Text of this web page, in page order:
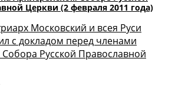
Церкви (2 февраля 2011 года)
Московский и всея Руси
с докладом перед членами
Русской Православной